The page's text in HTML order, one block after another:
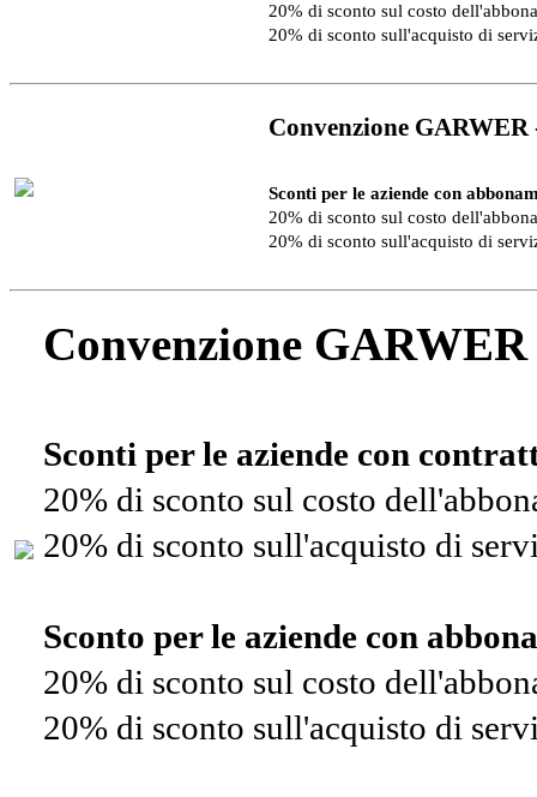
20% di sconto sul costo
20% di sconto sull'acquisto di
Convenzione
Sconti per le aziende con
20% di sconto sul costo
20% di sconto sull'acquisto di
Convenzione
Sconti per le aziende con
20% di sconto sul costo
20% di sconto sull'acquisto di
Sconto per le aziende con
20% di sconto sul costo
20% di sconto sull'acquisto di